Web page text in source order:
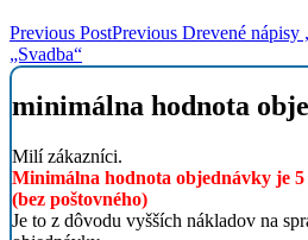
Previous PostPrevious Drevené nápisy
„Svadba“
minimálna hodnota
Milí zákazníci.
Minimálna hodnota objednávky je 5
(bez poštovného)
Je to z dôvodu vyšších nákladov na